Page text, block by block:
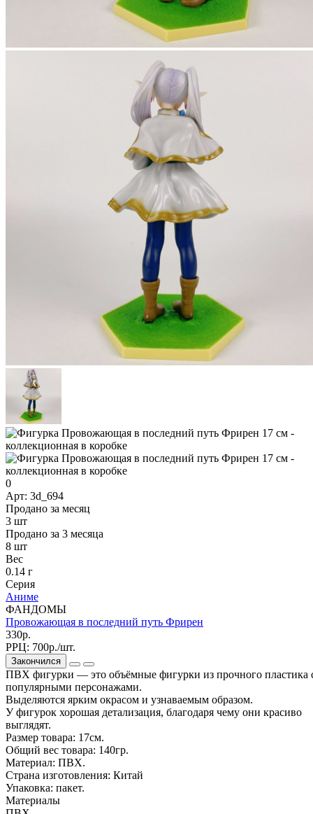
0
Арт: 3d_694
Продано за месяц
3 шт
Продано за 3 месяца
8 шт
Вес
0.14 г
Серия
Аниме
ФАНДОМЫ
Провожающая в последний путь Фрирен
330р.
РРЦ: 700р./шт.
Закончился
ПВХ фигурки — это объёмные фигурки из прочного пластика
популярными персонажами.
Выделяются ярким окрасом и узнаваемым образом.
У фигурок хорошая детализация, благодаря чему они красиво
выглядят.
Размер товара: 17см.
Общий вес товара: 140гр.
Материал: ПВХ.
Страна изготовления: Китай
Упаковка: пакет.
Материалы